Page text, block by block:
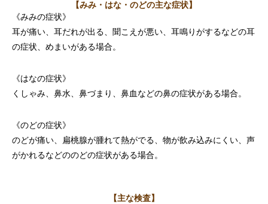
【みみ・はな・のどの主な症状】
《みみの症状》
耳が痛い、耳だれが出る、聞こえが悪い、耳鳴りがするなどの耳
の症状、めまいがある場合。
《はなの症状》
くしゃみ、鼻水、鼻づまり、鼻血などの鼻の症状がある場合。
《のどの症状》
のどが痛い、扁桃腺が腫れて熱がでる、物が飲み込みにくい、声
がかれるなどののどの症状がある場合。
【主な検査】